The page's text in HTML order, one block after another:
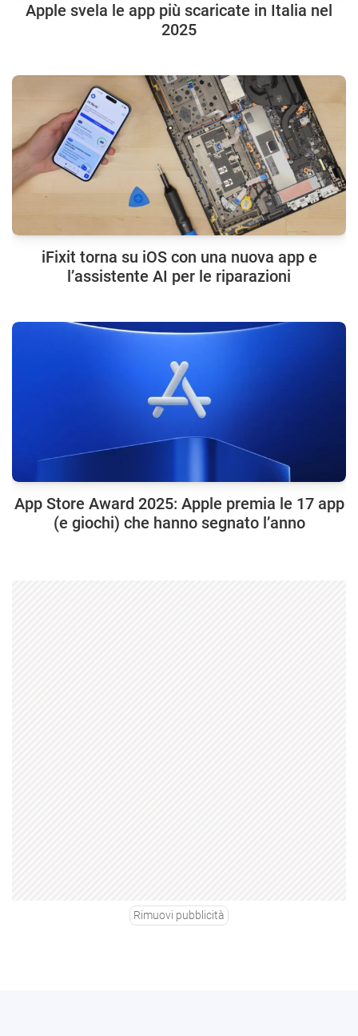
Apple svela le app più scaricate in Italia nel
2025
iFixit torna su iOS con una nuova app e
l’assistente AI per le riparazioni
App Store Award 2025: Apple premia le 17 app
(e giochi) che hanno segnato l’anno
Rimuovi pubblicità